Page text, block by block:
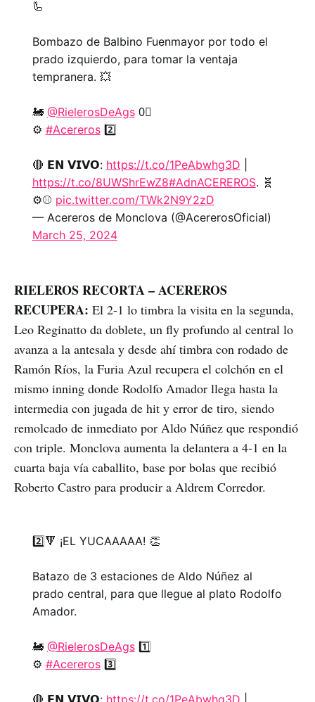
🦾
Bombazo de Balbino Fuenmayor por todo el
prado izquierdo, para tomar la ventaja
tempranera. 💥
🚂 @RielerosDeAgs0⃣
⚙️ #Acereros2️⃣
🔴 𝗘𝗡 𝗩𝗜𝗩𝗢: https://t.co/1PeAbwhg3D
https://t.co/8UWShrEwZ8#AdnACEREROS. 🧬
⚙️⚾ pic.twitter.com/TWk2N9Y2zD
— Acereros de Monclova (@AcererosOficial)
March 25, 2024
RIELEROS RECORTA – ACEREROS
RECUPERA: El 2-1 lo timbra la visita en la segunda,
Leo Reginatto da doblete, un fly profundo al central lo
avanza a la antesala y desde ahí timbra con rodado de
Ramón Ríos, la Furia Azul recupera el colchón en el
mismo inning donde Rodolfo Amador llega hasta la
intermedia con jugada de hit y error de tiro, siendo
remolcado de inmediato por Aldo Núñez que respondió
con triple. Monclova aumenta la delantera a 4-1 en la
cuarta baja vía caballito, base por bolas que recibió
Roberto Castro para producir a Aldrem Corredor.
2️⃣🔻 ¡EL YUCAAAAA! 👏
Batazo de 3 estaciones de Aldo Núñez al
prado central, para que llegue al plato Rodolfo
Amador.
🚂 @RielerosDeAgs1️⃣
⚙️ #Acereros3️⃣
🔴 𝗘𝗡 𝗩𝗜𝗩𝗢: https://t.co/1PeAbwhg3D